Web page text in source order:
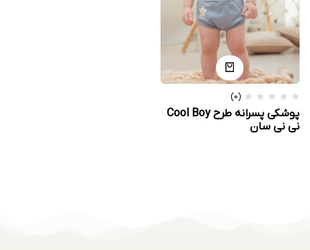
(0)
پوشکی پسرانه طرح Cool Boy
نی نی سان